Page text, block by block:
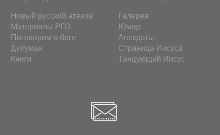
Новый русский атеизм
Материалы РГО
Поговорим о боге
Дулуман
Книги
Галерея
Юмор
Анекдоты
Страница Иисуса
Танцующий Иисус